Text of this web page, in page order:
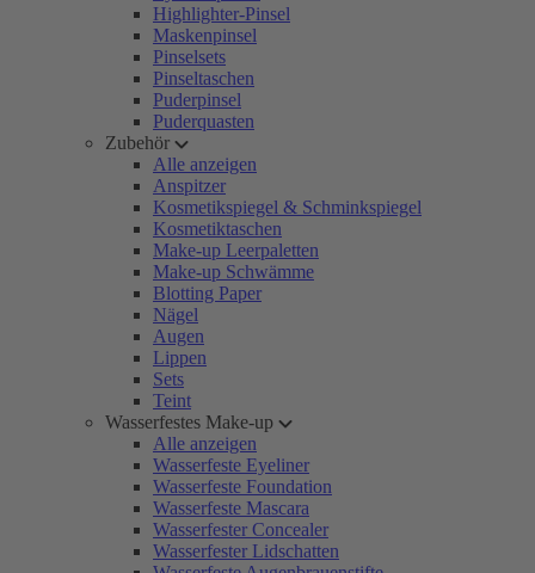
Highlighter-Pinsel
Maskenpinsel
Pinselsets
Pinseltaschen
Puderpinsel
Puderquasten
Zubehör
Alle anzeigen
Anspitzer
Kosmetikspiegel & Schminkspiegel
Kosmetiktaschen
Make-up Leerpaletten
Make-up Schwämme
Blotting Paper
Nägel
Augen
Lippen
Sets
Teint
Wasserfestes Make-up
Alle anzeigen
Wasserfeste Eyeliner
Wasserfeste Foundation
Wasserfeste Mascara
Wasserfester Concealer
Wasserfester Lidschatten